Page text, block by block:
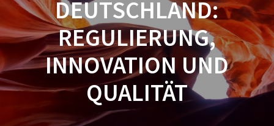
DEUTSCHLAND:
REGULIERUNG,
INNOVATION UND
QUALITÄT